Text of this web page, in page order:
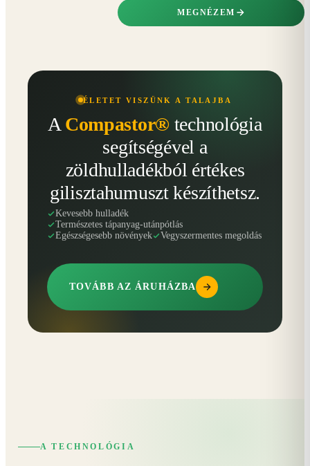
MEGNÉZEM
ÉLETET VISZÜNK A TALAJBA
A Compastor® technológia
segítségével a
zöldhulladékból értékes
gilisztahumuszt készíthetsz.
Kevesebb hulladék
Természetes tápanyag-utánpótlás
Egészségesebb növények
Vegyszermentes megoldás
TOVÁBB AZ ÁRUHÁZBA
A TECHNOLÓGIA